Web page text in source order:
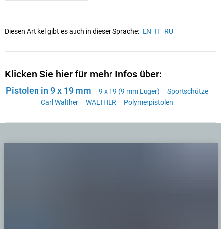
Diesen Artikel gibt es auch in dieser Sprache: EN IT RU
Klicken Sie hier für mehr Infos über:
Pistolen in 9 x 19 mm 9 x 19 (9 mm Luger)
Sportschütze
Carl Walther
WALTHER Polymerpistolen